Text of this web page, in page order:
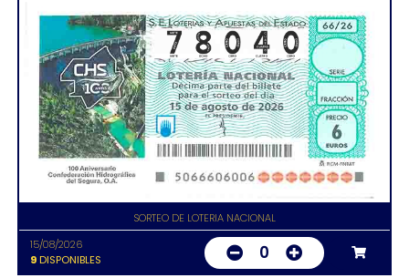
SORTEO DE LOTERIA NACIONAL
15/08/2026
9DISPONIBLES 0